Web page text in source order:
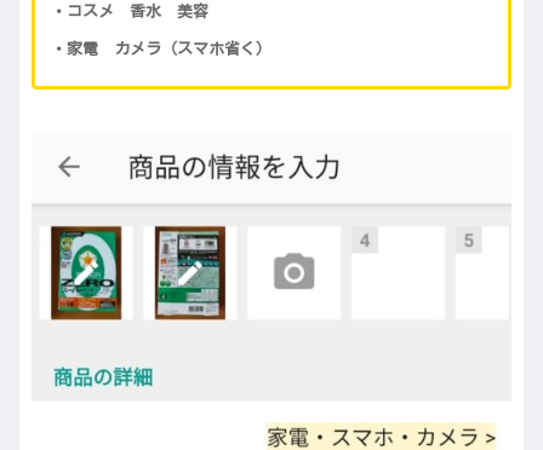
・コスメ 香水 美容
・家電 カメラ（スマホ省く）